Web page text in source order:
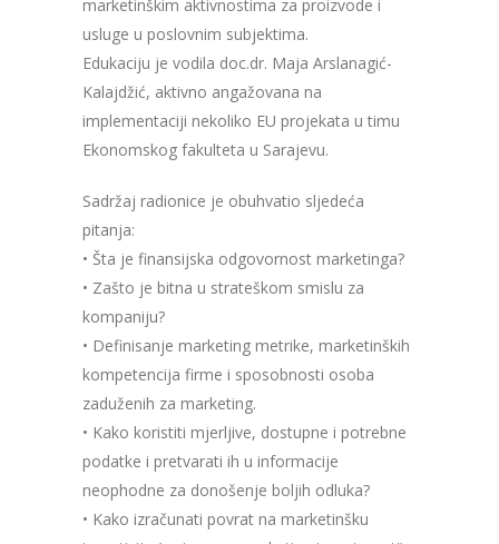
marketinškim aktivnostima za proizvode i
usluge u poslovnim subjektima.
Edukaciju je vodila doc.dr. Maja Arslanagić-
Kalajdžić, aktivno angažovana na
implementaciji nekoliko EU projekata u timu
Ekonomskog fakulteta u Sarajevu.
Sadržaj radionice je obuhvatio sljedeća
pitanja:
• Šta je finansijska odgovornost marketinga?
• Zašto je bitna u strateškom smislu za
kompaniju?
• Definisanje marketing metrike, marketinških
kompetencija firme i sposobnosti osoba
zaduženih za marketing.
• Kako koristiti mjerljive, dostupne i potrebne
podatke i pretvarati ih u informacije
neophodne za donošenje boljih odluka?
• Kako izračunati povrat na marketinšku